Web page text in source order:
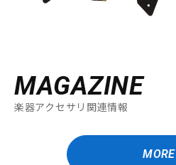
MAGAZINE
楽器アクセサリ関連情報
MORE